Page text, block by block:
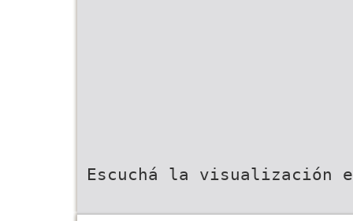
Escuchá la visualización